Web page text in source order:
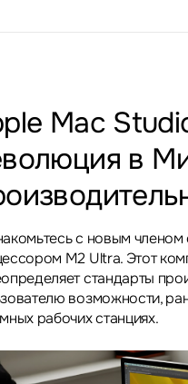
Mac
в
с новым
M2 Ultra. Этот
стандарты
возможности,
рабочих станциях.